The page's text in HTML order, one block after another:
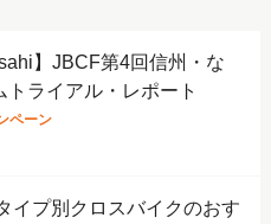
】JBCF第4回信州・な
トライアル・レポート
ペーン
イプ別クロスバイクのおす